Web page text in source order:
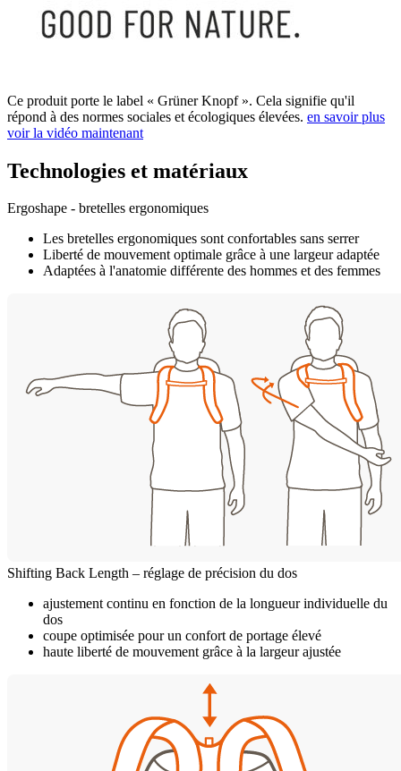
Ce produit porte le label « Grüner Knopf ». Cela signifie qu'il
répond à des normes sociales et écologiques élevées. en savoir plus
voir la vidéo maintenant
Technologies et matériaux
Ergoshape - bretelles ergonomiques
Les bretelles ergonomiques sont confortables sans serrer
Liberté de mouvement optimale grâce à une largeur adaptée
Adaptées à l'anatomie différente des hommes et des femmes
Shifting Back Length – réglage de précision du dos
ajustement continu en fonction de la longueur individuelle du
dos
coupe optimisée pour un confort de portage élevé
haute liberté de mouvement grâce à la largeur ajustée